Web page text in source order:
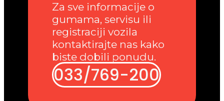
Za sve informacije o
gumama, servisu ili
registraciji vozila
kontaktirajte nas kako
biste dobili ponudu.
033/769-200